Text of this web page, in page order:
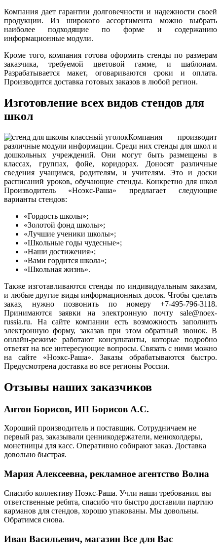
Компания дает гарантии долговечности и надежности своей
продукции. Из широкого ассортимента можно выбрать
наиболее подходящие по форме и содержанию
информационные модули.
Кроме того, компания готова оформить стенды по размерам
заказчика, требуемой цветовой гамме, и шаблонам.
Разрабатывается макет, оговариваются сроки и оплата.
Производится доставка готовых заказов в любой регион.
Изготовление всех видов стендов для
школ
Компания производит
различные модули информации. Среди них стенды для школ и
дошкольных учреждений. Они могут быть размещены в
классах, группах, фойе, коридорах. Доносят различные
сведения учащимся, родителям, и учителям. Это и доски
расписаний уроков, обучающие стенды. Конкретно для школ
Производитель «Ноэкс-Раша» предлагает следующие
варианты стендов:
«Гордость школы»;
«Золотой фонд школы»;
«Лучшие ученики школы»;
«Школьные годы чудесные»;
«Наши достижения»;
«Вами гордится школа»;
«Школьная жизнь».
Также изготавливаются стенды по индивидуальным заказам,
и любые другие виды информационных досок. Чтобы сделать
заказ, нужно позвонить по номеру +7-495-796-3118.
Принимаются заявки на электронную почту sale@noex-
russia.ru. На сайте компании есть возможность заполнить
электронную форму, заказав при этом обратный звонок. В
онлайн-режиме работают консультанты, которые подробно
ответят на все интересующие вопросы. Связать с ними можно
на сайте «Ноэкс-Раша». Заказы обрабатываются быстро.
Предусмотрена доставка во все регионы России.
Отзывы наших заказчиков
Антон Борисов, ИП Борисов А.С.
Хороший производитель и поставщик. Сотрудничаем не
первый раз, заказывали ценникодержатели, менюхолдеры,
монетницы для касс. Оперативно собирают заказ. Доставка
довольно быстрая.
Мария Алексеевна, рекламное агентство Волна
Спасибо коллективу Ноэкс-Раша. Учли наши требования. вы
ответственные ребята, спасибо что быстро доставили партию
карманов для стендов, хорошо упакованы. Мы довольны.
Обратимся снова.
Иван Васильевич, магазин Все для Вас